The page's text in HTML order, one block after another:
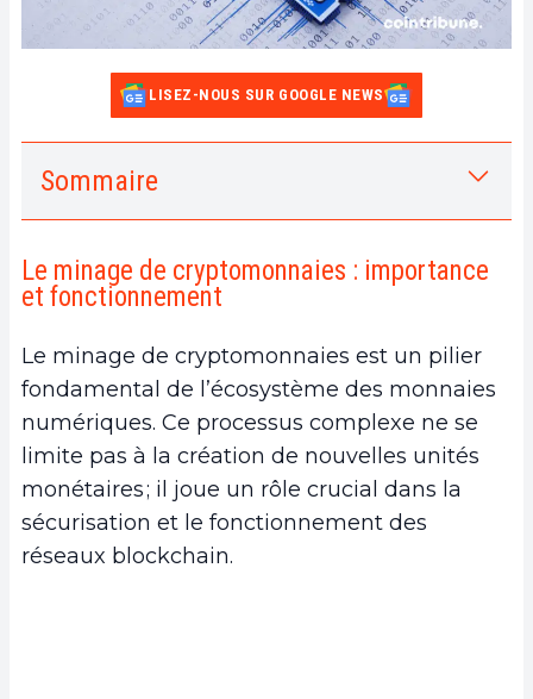
LISEZ-NOUS SUR GOOGLE NEWS
Sommaire
1. Le minage de cryptomonnaies : importance
a. Validation des transactions sur le réseau
b.Création de nouvelles unités de monnaie
c. Impact sur la sécurité du réseau
2. Les défis actuels du minage de cryptos
a. Consommation énergétique et impact
environnemental
b. Réglementations gouvernementales et
restrictions
Le minage de cryptomonnaies : importance
et fonctionnement
Le minage de cryptomonnaies est un pilier
fondamental de l’écosystème des monnaies
numériques. Ce processus complexe ne se
limite pas à la création de nouvelles unités
monétaires ; il joue un rôle crucial dans la
sécurisation et le fonctionnement des
réseaux blockchain.